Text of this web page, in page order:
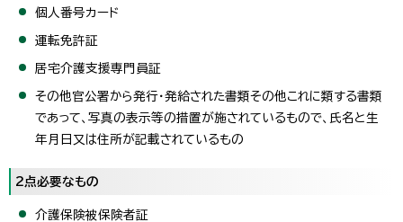
個人番号カード
運転免許証
居宅介護支援専門員証
その他官公署から発行・発給された書類その他これに類する書類
であって、写真の表示等の措置が施されているもので、氏名と生
年月日又は住所が記載されているもの
2点必要なもの
介護保険被保険者証